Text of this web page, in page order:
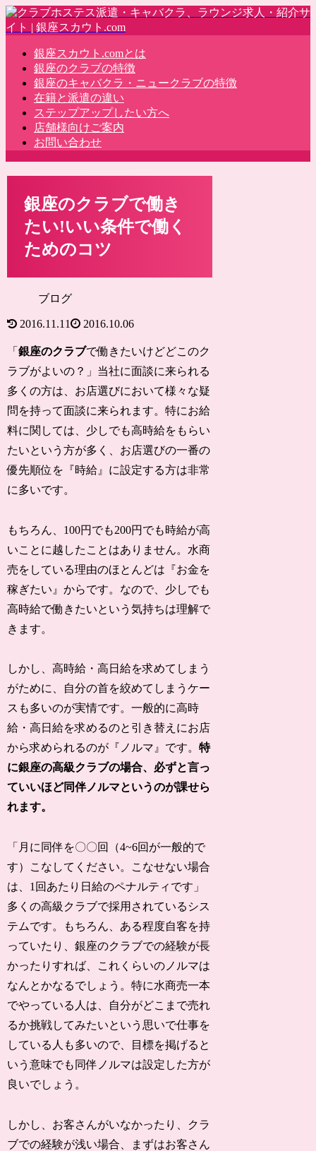
銀座スカウト.comとは
銀座のクラブの特徴
銀座のキャバクラ・ニュークラブの特徴
在籍と派遣の違い
ステップアップしたい方へ
店舗様向けご案内
お問い合わせ
銀座のクラブで働き
たい!いい条件で働く
ためのコツ
ブログ
2016.11.11 2016.10.06
「銀座のクラブで働きたいけどどこのク
ラブがよいの？」当社に面談に来られる
多くの方は、お店選びにおいて様々な疑
問を持って面談に来られます。特にお給
料に関しては、少しでも高時給をもらい
たいという方が多く、お店選びの一番の
優先順位を『時給』に設定する方は非常
に多いです。
もちろん、100円でも200円でも時給が高
いことに越したことはありません。水商
売をしている理由のほとんどは『お金を
稼ぎたい』からです。なので、少しでも
高時給で働きたいという気持ちは理解で
きます。
しかし、高時給・高日給を求めてしまう
がために、自分の首を絞めてしまうケー
スも多いのが実情です。一般的に高時
給・高日給を求めるのと引き替えにお店
から求められるのが『ノルマ』です。特
に銀座の高級クラブの場合、必ずと言っ
ていいほど同伴ノルマというのが課せら
れます。
「月に同伴を〇〇回（4~6回が一般的で
す）こなしてください。こなせない場合
は、1回あたり日給のペナルティです」
多くの高級クラブで採用されているシス
テムです。もちろん、ある程度自客を持
っていたり、銀座のクラブでの経験が長
かったりすれば、これくらいのノルマは
なんとかなるでしょう。特に水商売一本
でやっている人は、自分がどこまで売れ
るか挑戦してみたいという思いで仕事を
している人も多いので、目標を掲げると
いう意味でも同伴ノルマは設定した方が
良いでしょう。
しかし、お客さんがいなかったり、クラ
ブでの経験が浅い場合、まずはお客さん